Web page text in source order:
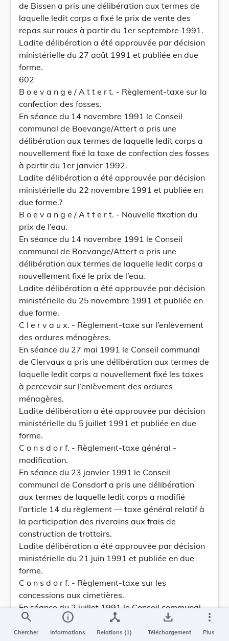
de Bissen a pris une délibération aux termes de
laquelle ledit corps a fixé le prix de vente des
repas sur roues à partir du 1er septembre 1991.
Ladite délibération a été approuvée par décision
ministérielle du 27 août 1991 et publiée en due
forme.
602
B o e v a n g e / A t t e r t. - Règlement-taxe sur la
confection des fosses.
En séance du 14 novembre 1991 le Conseil
communal de Boevange/Attert a pris une
délibération aux termes de laquelle ledit corps a
nouvellement fixé la taxe de confection des fosses
à partir du 1er janvier 1992.
Ladite délibération a été approuvée par décision
ministérielle du 22 novembre 1991 et publiée en
due forme.?
B o e v a n g e / A t t e r t. - Nouvelle fixation du
prix de l’eau.
En séance du 14 novembre 1991 le Conseil
communal de Boevange/Attert a pris une
délibération aux termes de laquelle ledit corps a
nouvellement fixé le prix de l’eau.
Ladite délibération a été approuvée par décision
ministérielle du 25 novembre 1991 et publiée en
due forme.
C l e r v a u x. - Règlement-taxe sur l’enlèvement
des ordures ménagères.
En séance du 27 mai 1991 le Conseil communal
de Clervaux a pris une délibération aux termes de
laquelle ledit corps a nouvellement fixé les taxes
à percevoir sur l’enlèvement des ordures
ménagères.
Ladite délibération a été approuvée par décision
ministérielle du 5 juillet 1991 et publiée en due
forme.
C o n s d o r f. - Règlement-taxe général -
modification.
En séance du 23 janvier 1991 le Conseil
communal de Consdorf a pris une délibération
aux termes de laquelle ledit corps a modifié
l’article 14 du règlement — taxe général relatif à
la participation des riverains aux frais de
construction de trottoirs.
Ladite délibération a été approuvée par décision
ministérielle du 21 juin 1991 et publiée en due
forme.
C o n s d o r f. - Règlement-taxe sur les
concessions aux cimetières.
En séance du 2 juillet 1991 le Conseil communal
de Consdorf a pris une délibération aux termes de
laquelle ledit corps a modifié la taxe concernant
search
Chercher
info
Informations
device_hub
Relations (1)
save_alt
Téléchargement
more_vert
Plus